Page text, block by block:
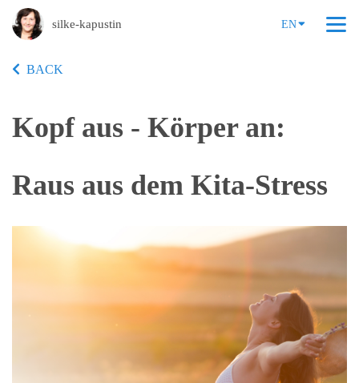
silke-kapustin EN
BACK
Kopf aus - Körper an:
Raus aus dem Kita-Stress